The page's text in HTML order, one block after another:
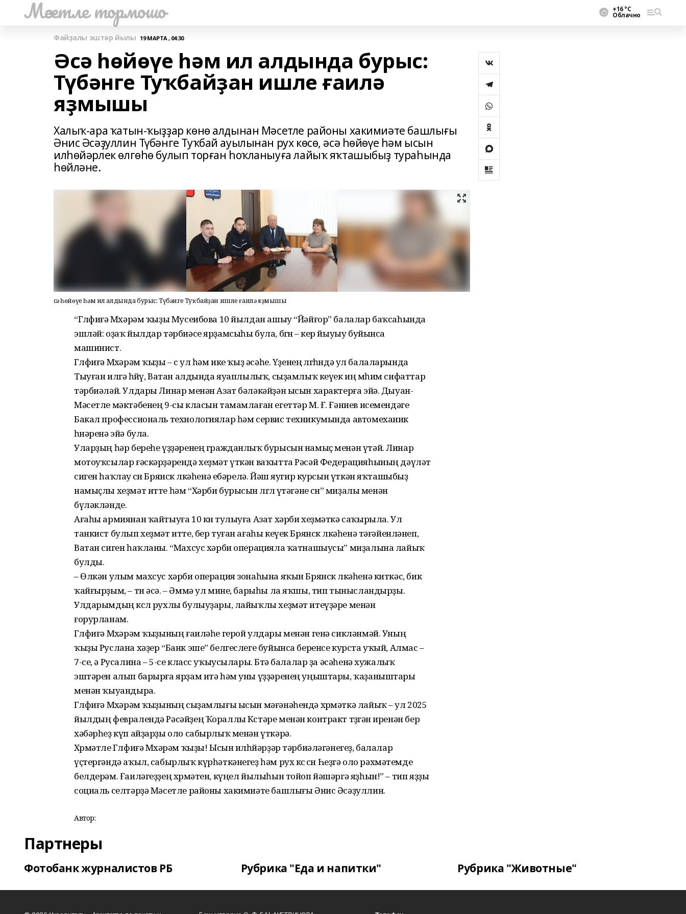
Мәсетле тормошо +16 °С
Облачно
Файҙалы эштәр йылы 19 МАРТА , 04:30
Әсә һөйөүе һәм ил алдында бурыс:
Түбәнге Туҡбайҙан ишле ғаилә
яҙмышы
Халыҡ-ара ҡатын-ҡыҙҙар көнө алдынан Мәсетле районы хакимиәте башлығы
Әнис Әсәҙуллин Түбәнге Туҡбай ауылынан рух көсө, әсә һөйөүе һәм ысын
илһөйәрлек өлгөһө булып торған һоҡланыуға лайыҡ яҡташыбыҙ тураһында
һөйләне.
Әсә һөйөүе һәм ил алдында бурыс: Түбәнге Туҡбайҙан ишле ғаилә яҙмышы
“Гөлфиғә Мөхәрәм ҡыҙы Мусеибова 10 йылдан ашыу “Йәйғор” балалар баҡсаһында
эшләй: оҙаҡ йылдар тәрбиәсе ярҙамсыһы була, бөгөн – кер йыуыу буйынса
машинист.
Гөлфиғә Мөхәрәм ҡыҙы – өс ул һәм ике ҡыҙ әсәһе. Үҙенең өлгөһөндә ул балаларында
Тыуған илгә һөйөү, Ватан алдында яуаплылыҡ, сыҙамлыҡ кеүек иң мөһим сифаттар
тәрбиәләй. Улдары Линар менән Азат бәләкәйҙән ысын характерға эйә. Дыуан-
Мәсетле мәктәбенең 9-сы класын тамамлаған егеттәр М. Ғ. Ғәниев исемендәге
Бакал профессиональ технологиялар һәм сервис техникумында автомеханик
һөнәренә эйә була.
Уларҙың һәр береһе үҙҙәренең гражданлыҡ бурысын намыҫ менән үтәй. Линар
мотоуҡсылар ғәскәрҙәрендә хеҙмәт үткән ваҡытта Рәсәй Федерацияһының дәүләт
сиген һаҡлау өсөн Брянск өлкәһенә ебәрелә. Йәш яугир курсын үткән яҡташыбыҙ
намыҫлы хеҙмәт итте һәм “Хәрби бурысын өлгөлө үтәгәне өсөн” миҙалы менән
бүләкләнде.
Ағаһы армиянан ҡайтыуға 10 көн тулыуға Азат хәрби хеҙмәткә саҡырыла. Ул
танкист булып хеҙмәт итте, бер туған ағаһы кеүек Брянск өлкәһенә тәғәйенләнеп,
Ватан сиген һаҡланы. “Махсус хәрби операцияла ҡатнашыусы” миҙалына лайыҡ
булды.
– Өлкән улым махсус хәрби операция зонаһына яҡын Брянск өлкәһенә киткәс, бик
ҡайғырҙым, – ти әсә. – Әммә ул мине, барыһы ла яҡшы, тип тынысландырҙы.
Улдарымдың көслө рухлы булыуҙары, лайыҡлы хеҙмәт итеүҙәре менән
ғорурланам.
Гөлфиғә Мөхәрәм ҡыҙының ғаиләһе герой улдары менән генә сикләнмәй. Уның
ҡыҙы Руслана хәҙер “Банк эше” белгеслеге буйынса беренсе курста уҡый, Алмас –
7-се, ә Русалина – 5-се класс уҡыусылары. Бөтә балалар ҙа әсәһенә хужалыҡ
эштәрен алып барырға ярҙам итә һәм уны үҙҙәренең уңыштары, ҡаҙаныштары
менән ҡыуандыра.
Гөлфиғә Мөхәрәм ҡыҙының сыҙамлығы ысын мәғәнәһендә хөрмәткә лайыҡ – ул 2025
йылдың февралендә Рәсәйҙең Ҡораллы Көстәре менән контракт төҙөгән иренән бер
хәбәрһеҙ күп айҙарҙы оло сабырлыҡ менән үткәрә.
Хөрмәтле Гөлфиғә Мөхәрәм ҡыҙы! Ысын илһөйәрҙәр тәрбиәләгәнегеҙ, балалар
үҫтергәндә аҡыл, сабырлыҡ күрһәткәнегеҙ һәм рух көсө өсөн Һеҙгә оло рәхмәтемде
белдерәм. Ғаиләгеҙҙең хөрмәтен, күңел йылыһын тойоп йәшәргә яҙһын!” – тип яҙҙы
социаль селтәрҙә Мәсетле районы хакимиәте башлығы Әнис Әсәҙуллин.
Автор:
Партнеры
Фотобанк журналистов РБ Рубрика "Еда и напитки" Рубрика "Животные"